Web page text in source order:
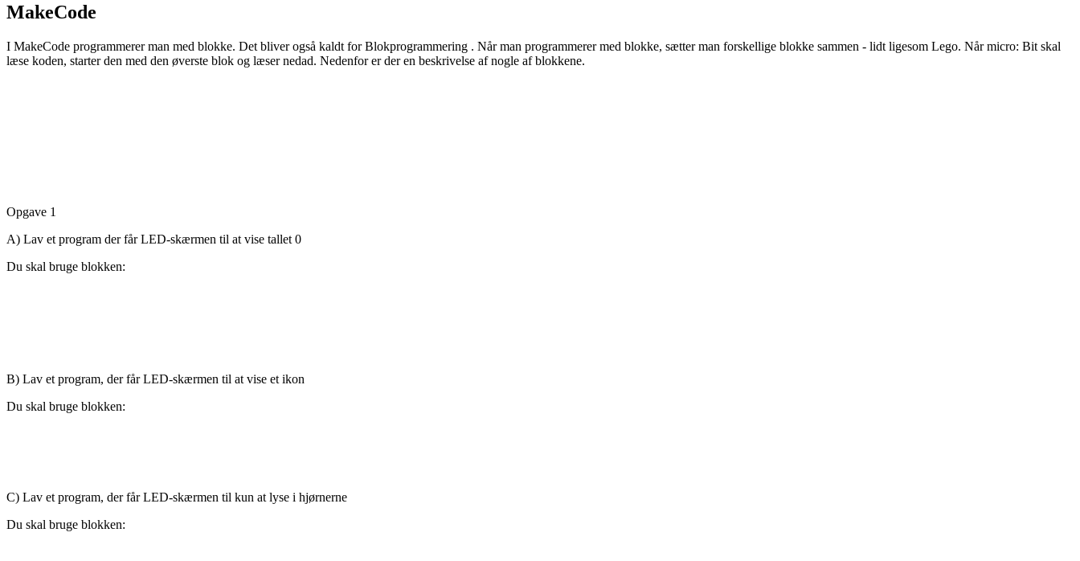
MakeCode
I MakeCode programmerer man med blokke. Det bliver også kaldt forBlokprogrammering . Når man programmerer med blokke, sætter man forskellige blokke sammen - lidt ligesom Lego. Når micro: Bit skal
læse koden, starter den med den øverste blok og læser nedad. Nedenfor er der en beskrivelse af nogle af blokkene.
Opgave 1
A) Lav et program der får LED-skærmen til at vise tallet 0
Du skal bruge blokken:
B) Lav et program, der får LED-skærmen til at vise et ikon
Du skal bruge blokken:
C) Lav et program, der får LED-skærmen til kun at lyse i hjørnerne
Du skal bruge blokken: